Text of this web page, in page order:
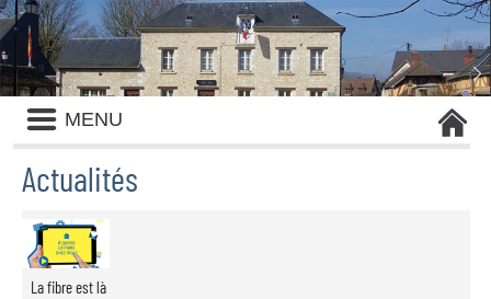
Liste
des
avertissements
MENU
Actualités
des
catégories
d'actualité
La fibre est là
Panneau de gestion des cookies